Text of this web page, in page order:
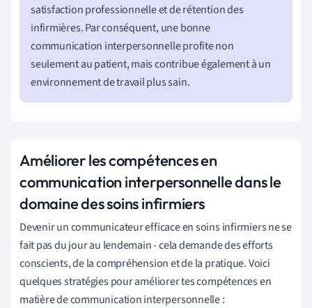
satisfaction professionnelle et de rétention des
infirmières. Par conséquent, une bonne
communication interpersonnelle profite non
seulement au patient, mais contribue également à un
environnement de travail plus sain.
Améliorer les compétences en
communication interpersonnelle dans le
domaine des soins infirmiers
Devenir un communicateur efficace en soins infirmiers ne se
fait pas du jour au lendemain - cela demande des efforts
conscients, de la compréhension et de la pratique. Voici
quelques stratégies pour améliorer tes compétences en
matière de communication interpersonnelle :